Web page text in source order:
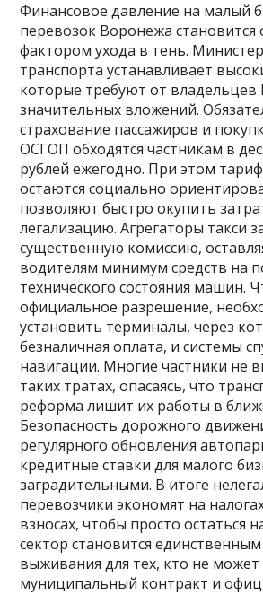
Финансовое давление на малый
перевозок Воронежа
фактором ухода в тень.
транспорта устанавливает
которые требуют от владельцев
значительных вложений.
страхование пассажиров и
ОСГОП обходятся частникам в
рублей ежегодно. При этом
остаются социально
позволяют быстро окупить
легализацию. Агрегаторы такси
существенную комиссию,
водителям минимум средств на
технического состояния машин.
официальное разрешение,
установить терминалы, через
безналичная оплата, и системы
навигации. Многие частники не
таких тратах, опасаясь, что
реформа лишит их работы в
Безопасность дорожного
регулярного обновления
кредитные ставки для малого
заградительными. В итоге
перевозчики экономят на
взносах, чтобы просто остаться
сектор становится
выживания для тех, кто не может
муниципальный контракт и